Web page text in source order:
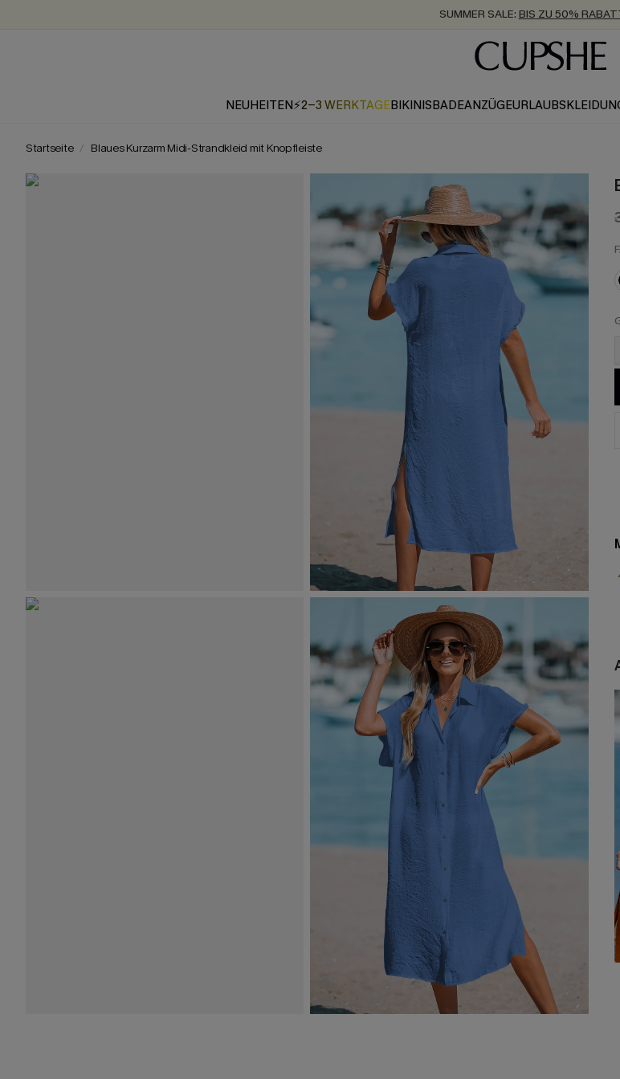
SUMMER SALE: BIS ZU 50%
ZUM NEWSLETTER:BIS ZU -20% EXTRA
KOSTENLOSER VERSAND AB 89 €
NEUHEITEN⚡2-3 WERKTAGEBIKINISBADEANZÜGE
Startseite Blaues Kurzarm Midi-Strandkleid mit Knopfleiste